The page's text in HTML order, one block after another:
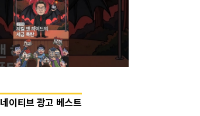
네이티브 광고 베스트